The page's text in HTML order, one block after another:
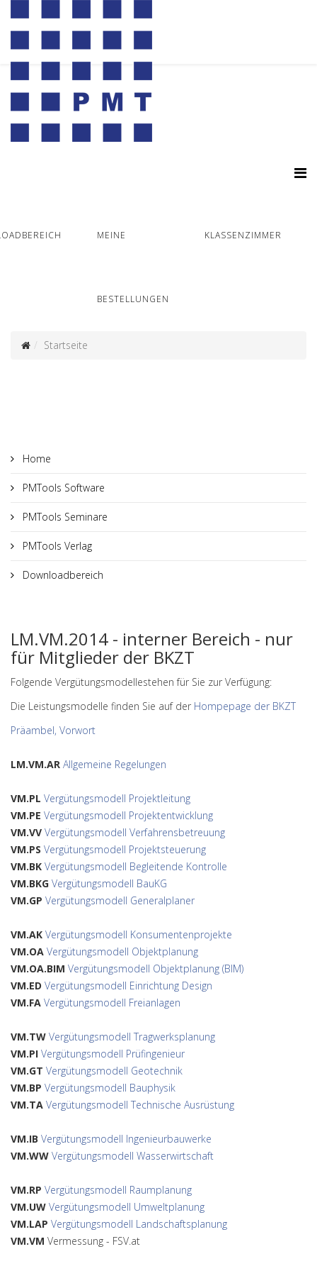
MEINE
BESTELLUNGEN
KLASSENZIMMER
Startseite
Home
PMTools Software
PMTools Seminare
PMTools Verlag
Downloadbereich
LM.VM.2014 - interner Bereich - nur
für Mitglieder der BKZT
Folgende Vergütungsmodellestehen für Sie zur Verfügung:
Die Leistungsmodelle finden Sie auf der Hompepage der BKZT
Präambel, Vorwort
LM.VM.AR Allgemeine Regelungen
VM.PL Vergütungsmodell Projektleitung
VM.PE Vergütungsmodell Projektentwicklung
VM.VV Vergütungsmodell Verfahrensbetreuung
VM.PS Vergütungsmodell Projektsteuerung
VM.BK Vergütungsmodell Begleitende Kontrolle
VM.BKG Vergütungsmodell BauKG
VM.GP Vergütungsmodell Generalplaner
VM.AK Vergütungsmodell Konsumentenprojekte
VM.OA Vergütungsmodell Objektplanung
VM.OA.BIM Vergütungsmodell Objektplanung (BIM)
VM.ED Vergütungsmodell Einrichtung Design
VM.FA Vergütungsmodell Freianlagen
VM.TW Vergütungsmodell Tragwerksplanung
VM.PI Vergütungsmodell Prüfingenieur
VM.GT Vergütungsmodell Geotechnik
VM.BP Vergütungsmodell Bauphysik
VM.TA Vergütungsmodell Technische Ausrüstung
VM.IB Vergütungsmodell Ingenieurbauwerke
VM.WW Vergütungsmodell Wasserwirtschaft
VM.RP Vergütungsmodell Raumplanung
VM.UW Vergütungsmodell Umweltplanung
VM.LAP Vergütungsmodell Landschaftsplanung
VM.VM Vermessung - FSV.at